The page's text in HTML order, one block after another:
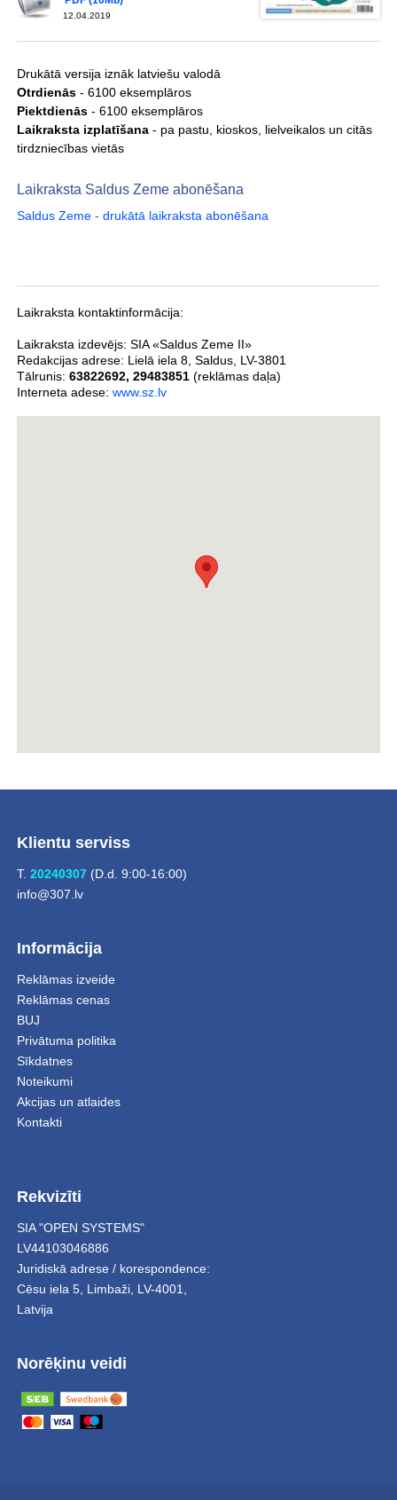
12.04.2019
Drukātā versija iznāk latviešu valodā
Otrdienās- 6100 eksemplāros
Piektdienās- 6100 eksemplāros
Laikraksta izplatīšana- pa pastu, kioskos, lielveikalos un citās
tirdzniecības vietās
Laikraksta Saldus Zeme abonēšana
Saldus Zeme - drukātā laikraksta abonēšana
Laikraksta kontaktinformācija:
Laikraksta izdevējs: SIA «Saldus Zeme II»
Redakcijas adrese: Lielā iela 8, Saldus, LV-3801
Tālrunis: 63822692, 29483851(reklāmas daļa)
Interneta adese: www.sz.lv
Klientu serviss
T. 20240307(D.d. 9:00-16:00)
info@307.lv
Informācija
Reklāmas izveide
Reklāmas cenas
BUJ
Privātuma politika
Sīkdatnes
Noteikumi
Akcijas un atlaides
Kontakti
Rekvizīti
SIA "OPEN SYSTEMS"
LV44103046886
Juridiskā adrese / korespondence:
Cēsu iela 5, Limbaži, LV-4001,
Latvija
Norēķinu veidi